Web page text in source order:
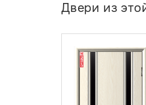
Двери из